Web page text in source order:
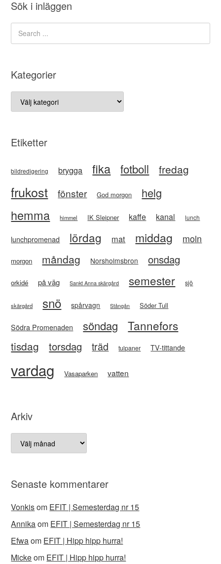
Sök i inläggen
Kategorier
Kategorier
Etiketter
bildredigering brygga fika fotboll fredag
frukost fönster God morgon helg
hemma himmel IK Sleipner kaffe kanal lunch
lunchpromenad lördag mat middag moln
morgon måndag Norsholmsbron onsdag
orkidé på väg Sankt Anna skärgård semester sjö
skärgård snö spårvagn Stångån Söder Tull
Södra Promenaden söndag Tannefors
tisdag torsdag träd tulpaner TV-tittande
vardag Vasaparken vatten
Arkiv
Arkiv
Senaste kommentarer
Vonkisom EFIT | Semesterdag nr 15
Annikaom EFIT | Semesterdag nr 15
Efwaom EFIT | Hipp hipp hurra!
Mickeom EFIT | Hipp hipp hurra!